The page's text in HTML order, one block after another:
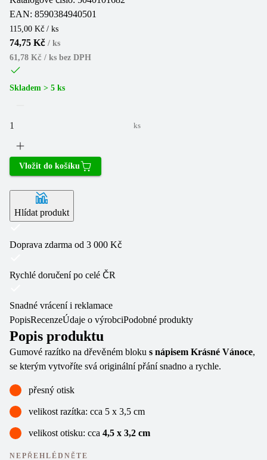
EAN: 8590384940501
115,00 Kč / ks
74,75 Kč / ks
61,78 Kč / ks bez DPH
Skladem > 5 ks
ks
Vložit do košíku
Hlídat produkt
Doprava zdarma od 3 000 Kč
Rychlé doručení po celé ČR
Snadné vrácení i reklamace
PopisRecenzeÚdaje o výrobciPodobné produkty
Popis produktu
Gumové razítko na dřevěném bloku s nápisem Krásné Vánoce,
se kterým vytvoříte svá originální přání snadno a rychle.
přesný otisk
velikost razítka: cca 5 x 3,5 cm
velikost otisku: cca 4,5 x 3,2 cm
NEPŘEHLÉDNĚTE